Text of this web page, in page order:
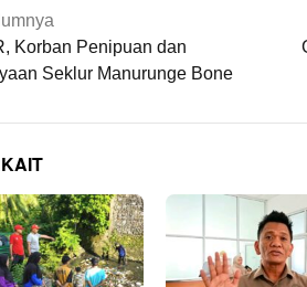
Korban Penipuan dan
Seklur Manurunge Bone